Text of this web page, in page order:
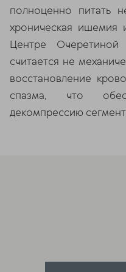
полноценно питать
хроническая
Центре Очеретиной
считается не
восстановление
спазма, что
декомпрессию